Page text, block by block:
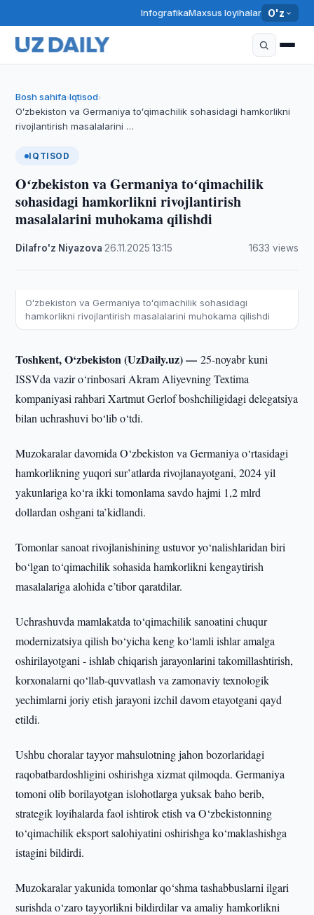
InfografikaMaxsus loyihalar O'z
Bosh sahifa›Iqtisod›
Oʻzbekiston va Germaniya toʻqimachilik sohasidagi hamkorlikni
rivojlantirish masalalarini …
IQTISOD
Oʻzbekiston va Germaniya toʻqimachilik
sohasidagi hamkorlikni rivojlantirish
masalalarini muhokama qilishdi
Dilafro'z Niyazova 26.11.2025 ·13:15 1633 views
Oʻzbekiston va Germaniya toʻqimachilik sohasidagi
hamkorlikni rivojlantirish masalalarini muhokama qilishdi
Toshkent, O‘zbekiston (UzDaily.uz) —25-noyabr kuni
ISSVda vazir o‘rinbosari Akram Aliyevning Textima
kompaniyasi rahbari Xartmut Gerlof boshchiligidagi delegatsiya
bilan uchrashuvi bo‘lib o‘tdi.
Muzokaralar davomida O‘zbekiston va Germaniya o‘rtasidagi
hamkorlikning yuqori sur’atlarda rivojlanayotgani, 2024 yil
yakunlariga ko‘ra ikki tomonlama savdo hajmi 1,2 mlrd
dollardan oshgani ta’kidlandi.
Tomonlar sanoat rivojlanishining ustuvor yo‘nalishlaridan biri
bo‘lgan to‘qimachilik sohasida hamkorlikni kengaytirish
masalalariga alohida e’tibor qaratdilar.
Uchrashuvda mamlakatda to‘qimachilik sanoatini chuqur
modernizatsiya qilish bo‘yicha keng ko‘lamli ishlar amalga
oshirilayotgani - ishlab chiqarish jarayonlarini takomillashtirish,
korxonalarni qo‘llab-quvvatlash va zamonaviy texnologik
yechimlarni joriy etish jarayoni izchil davom etayotgani qayd
etildi.
Ushbu choralar tayyor mahsulotning jahon bozorlaridagi
raqobatbardoshligini oshirishga xizmat qilmoqda. Germaniya
tomoni olib borilayotgan islohotlarga yuksak baho berib,
strategik loyihalarda faol ishtirok etish va O‘zbekistonning
to‘qimachilik eksport salohiyatini oshirishga ko‘maklashishga
istagini bildirdi.
Muzokaralar yakunida tomonlar qo‘shma tashabbuslarni ilgari
surishda o‘zaro tayyorlikni bildirdilar va amaliy hamkorlikni